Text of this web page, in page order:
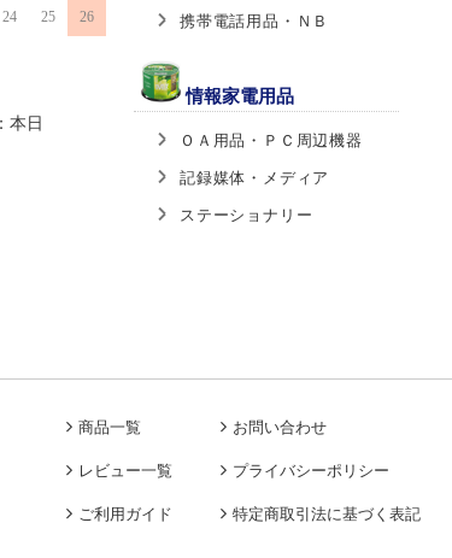
24 25 26
本日
携帯電話用品・ＮＢ
情報家電用品
ＯＡ用品・ＰＣ周辺機器
記録媒体・メディア
ステーショナリー
商品一覧
レビュー一覧
ご利用ガイド
お問い合わせ
プライバシーポリシー
特定商取引法に基づく表記